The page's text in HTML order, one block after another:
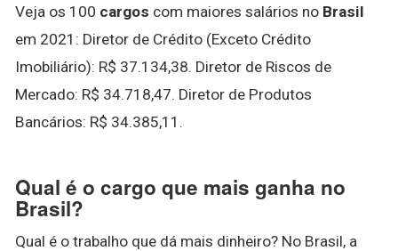
Veja os 100 cargos com maiores salários no Brasil
em 2021: Diretor de Crédito (Exceto Crédito
Imobiliário): R$ 37.134,38. Diretor de Riscos de
Mercado: R$ 34.718,47. Diretor de Produtos
Bancários: R$ 34.385,11.
Qual é o cargo que mais ganha no
Brasil?
Qual é o trabalho que dá mais dinheiro? No Brasil, a